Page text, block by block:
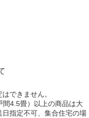
できません。
間4.5畳）以上の商品は大
日指定不可、集合住宅の場